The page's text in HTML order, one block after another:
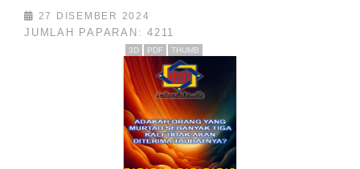
27 DISEMBER 2024
JUMLAH PAPARAN: 4211
3D PDF THUMB